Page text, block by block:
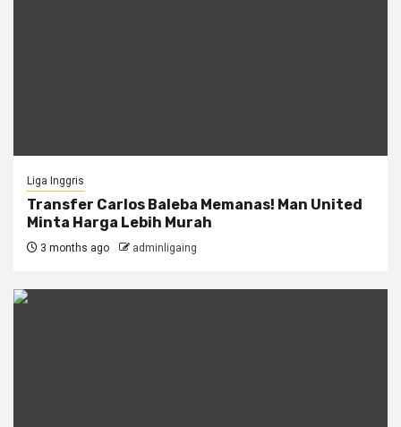
Liga Inggris
Transfer Carlos Baleba Memanas! Man United
Minta Harga Lebih Murah
3 months ago adminligaing